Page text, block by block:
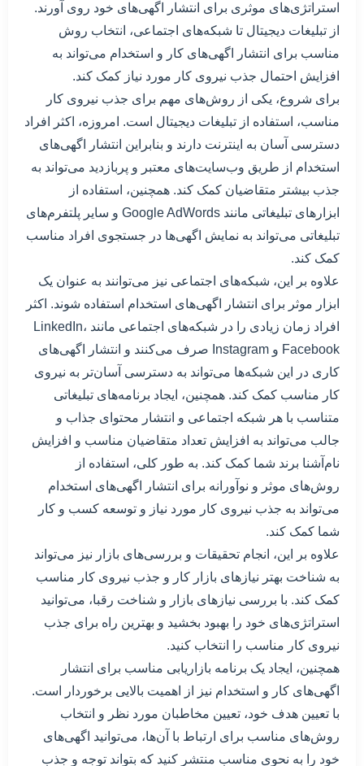
استراتژی‌های موثری برای انتشار اگهی‌های خود روی آورند.
از تبلیغات دیجیتال تا شبکه‌های اجتماعی، انتخاب روش
مناسب برای انتشار اگهی‌های کار و استخدام می‌تواند به
افزایش احتمال جذب نیروی کار مورد نیاز کمک کند.
برای شروع، یکی از روش‌های مهم برای جذب نیروی کار
مناسب، استفاده از تبلیغات دیجیتال است. امروزه، اکثر افراد
دسترسی آسان به اینترنت دارند و بنابراین انتشار اگهی‌های
استخدام از طریق وب‌سایت‌های معتبر و پربازدید می‌تواند به
جذب بیشتر متقاضیان کمک کند. همچنین، استفاده از
ابزارهای تبلیغاتی مانند Google AdWords و سایر پلتفرم‌های
تبلیغاتی می‌تواند به نمایش اگهی‌ها در جستجوی افراد مناسب
کمک کند.
علاوه بر این، شبکه‌های اجتماعی نیز می‌توانند به عنوان یک
ابزار موثر برای انتشار اگهی‌های استخدام استفاده شوند. اکثر
افراد زمان زیادی را در شبکه‌های اجتماعی مانند LinkedIn،
Facebook و Instagram صرف می‌کنند و انتشار اگهی‌های
کاری در این شبکه‌ها می‌تواند به دسترسی آسان‌تر به نیروی
کار مناسب کمک کند. همچنین، ایجاد برنامه‌های تبلیغاتی
متناسب با هر شبکه اجتماعی و انتشار محتوای جذاب و
جالب می‌تواند به افزایش تعداد متقاضیان مناسب و افزایش
نام‌آشنا برند شما کمک کند. به طور کلی، استفاده از
روش‌های موثر و نوآورانه برای انتشار اگهی‌های استخدام
می‌تواند به جذب نیروی کار مورد نیاز و توسعه کسب و کار
شما کمک کند.
علاوه بر این، انجام تحقیقات و بررسی‌های بازار نیز می‌تواند
به شناخت بهتر نیازهای بازار کار و جذب نیروی کار مناسب
کمک کند. با بررسی نیازهای بازار و شناخت رقبا، می‌توانید
استراتژی‌های خود را بهبود بخشید و بهترین راه برای جذب
نیروی کار مناسب را انتخاب کنید.
همچنین، ایجاد یک برنامه بازاریابی مناسب برای انتشار
اگهی‌های کار و استخدام نیز از اهمیت بالایی برخوردار است.
با تعیین هدف خود، تعیین مخاطبان مورد نظر و انتخاب
روش‌های مناسب برای ارتباط با آن‌ها، می‌توانید اگهی‌های
خود را به نحوی مناسب منتشر کنید که بتواند توجه و جذب